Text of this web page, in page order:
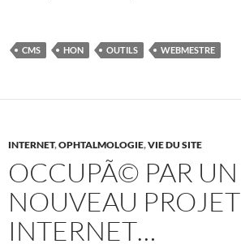
CMS HON OUTILS WEBMESTRE
INTERNET,OPHTALMOLOGIE,VIE DU SITE
OCCUPÃ© PAR UN
NOUVEAU PROJET
INTERNET…